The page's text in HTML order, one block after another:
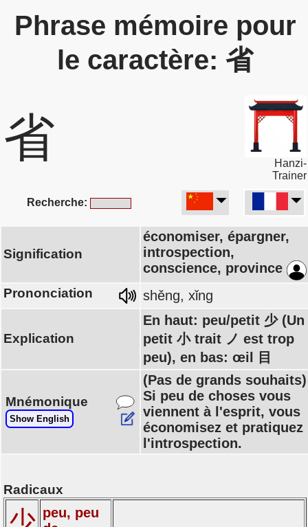
Phrase mémoire pour
le caractère: 省
省
Hanzi-
Trainer
Recherche:
Signification
économiser, épargner,
introspection,
conscience, province
Prononciation shěng, xǐng
Explication
En haut: peu/petit 少 (Un
petit 小 trait ノ est trop
peu), en bas: œil 目
Mnémonique
Show English
(Pas de grands souhaits)
Si peu de choses vous
viennent à l'esprit, vous
économisez et pratiquez
l'introspection.
Radicaux
少 peu, peu